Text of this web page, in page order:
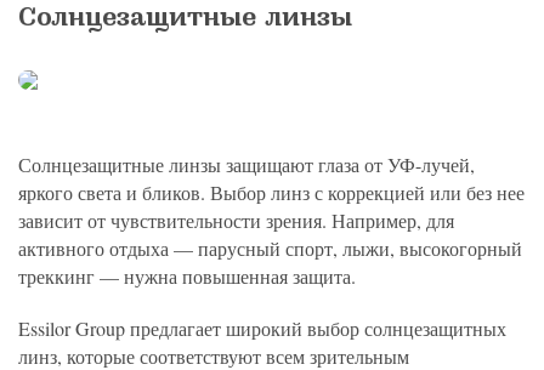
Солнцезащитные линзы
Солнцезащитные линзы защищают глаза от УФ-лучей,
яркого света и бликов. Выбор линз с коррекцией или без нее
зависит от чувствительности зрения. Например, для
активного отдыха — парусный спорт, лыжи, высокогорный
треккинг — нужна повышенная защита.
Essilor Group предлагает широкий выбор солнцезащитных
линз, которые соответствуют всем зрительным